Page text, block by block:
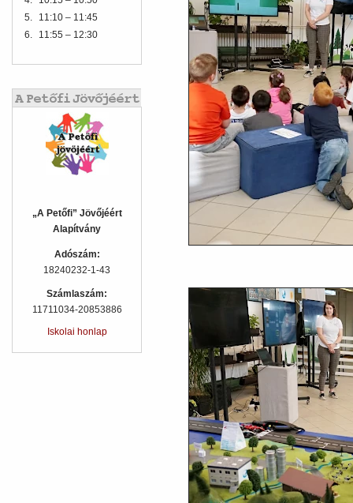
5.
11:10 – 11:45
6.
11:55 – 12:30
„A Petőfi” Jövőjéért
Alapítvány
Adószám:
18240232-1-43
Számlaszám:
11711034-20853886
Iskolai honlap